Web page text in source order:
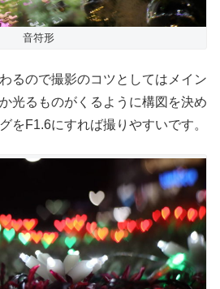
音符形
るので撮影のコツとしてはメイン
光るものがくるように構図を決め
をF1.6にすれば撮りやすいです。